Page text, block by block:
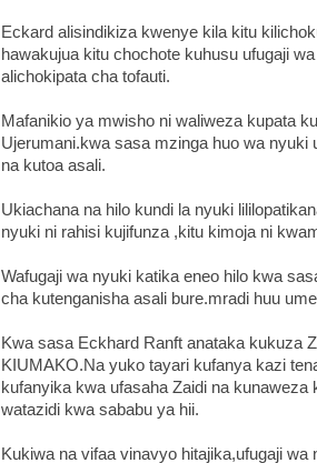
Eckard alisindikiza kwenye kila kitu
hawakujua kitu chochote kuhusu ufugaji
alichokipata cha tofauti.
Mafanikio ya mwisho ni waliweza kupata
Ujerumani.kwa sasa mzinga huo wa
na kutoa asali.
Ukiachana na hilo kundi la nyuki
nyuki ni rahisi kujifunza ,kitu kimoja ni
Wafugaji wa nyuki katika eneo hilo kwa
cha kutenganisha asali bure.mradi huu
Kwa sasa Eckhard Ranft anataka kukuza
KIUMAKO.Na yuko tayari kufanya kazi
kufanyika kwa ufasaha Zaidi na
watazidi kwa sababu ya hii.
Kukiwa na vifaa vinavyo hitajika,ufugaji